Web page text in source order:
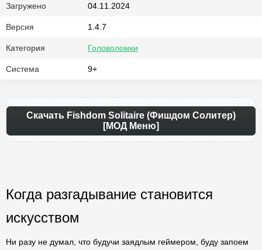
Загружено 04.11.2024
Версия 1.4.7
Категория Головоломки
Система 9+
Скачать Fishdom Solitaire (Фишдом Солитер)
[МОД Меню]
Когда разгадывание становится
искусством
Ни разу не думал, что будучи заядлым геймером, буду запоем